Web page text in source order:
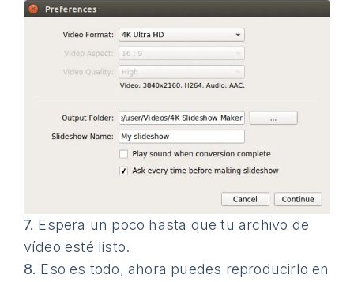
7. Espera un poco hasta que tu archivo de
vídeo esté listo.
8. Eso es todo, ahora puedes reproducirlo en